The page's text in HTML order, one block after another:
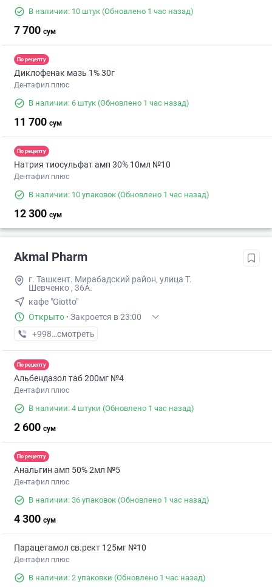
В наличии: 10 штук (Обновлено 1 час назад)
7 700 сум
По рецепту
Диклофенак мазь 1% 30г
Дентафил плюс
В наличии: 6 штук (Обновлено 1 час назад)
11 700 сум
По рецепту
Натрия тиосульфат амп 30% 10мл №10
Дентафил плюс
В наличии: 10 упаковок (Обновлено 1 час назад)
12 300 сум
Akmal Pharm
г. Ташкент. Мирабадский район, улица Т.
Шевченко , 36А.
кафе "Giotto"
Открыто · Закроется в 23:00
+998 (99) XXX-XX-XX
смотреть
По рецепту
Альбендазол таб 200мг №4
Дентафил плюс
В наличии: 4 штуки (Обновлено 1 час назад)
2 600 сум
По рецепту
Анальгин амп 50% 2мл №5
Дентафил плюс
В наличии: 36 упаковок (Обновлено 1 час назад)
4 300 сум
Парацетамол св.рект 125мг №10
Дентафил плюс
В наличии: 2 упаковки (Обновлено 1 час назад)